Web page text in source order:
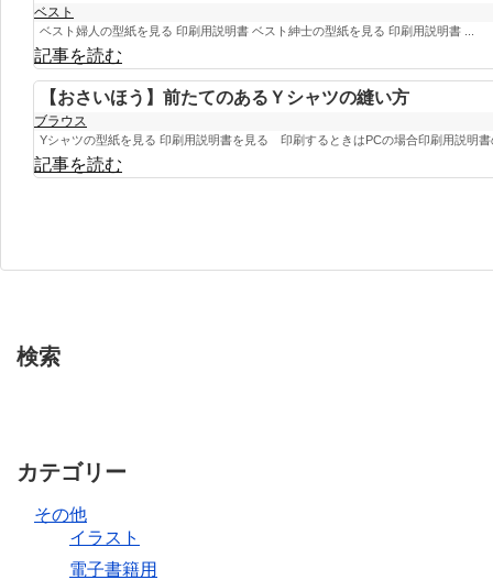
ベスト
ベスト婦人の型紙を見る 印刷用説明書 ベスト紳士の型紙を見る 印刷用説明書 ...
記事を読む
【おさいほう】前たてのあるＹシャツの縫い方
ブラウス
Yシャツの型紙を見る 印刷用説明書を見る 印刷するときはPCの場合印刷用説明書
記事を読む
検索
カテゴリー
その他
イラスト
電子書籍用